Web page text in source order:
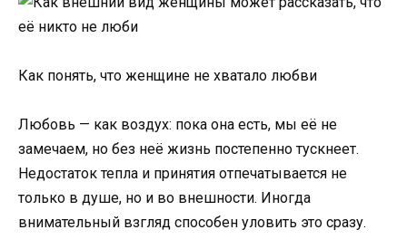
Как понять, что женщине не хватало любви
Любовь — как воздух: пока она есть, мы её не
замечаем, но без неё жизнь постепенно тускнеет.
Недостаток тепла и принятия отпечатывается не
только в душе, но и во внешности. Иногда
внимательный взгляд способен уловить это сразу.